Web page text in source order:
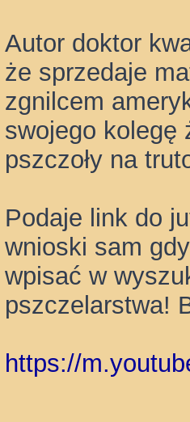
Autor doktor
że sprzedaje
zgnilcem
swojego kolegę
pszczoły na
Podaje link do
wnioski sam
wpisać w
pszczelarstwa!
https://